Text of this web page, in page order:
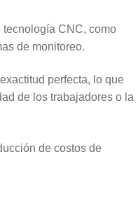
CNC, como
de monitoreo.
perfecta, lo que
de los trabajadores o la
de costos de